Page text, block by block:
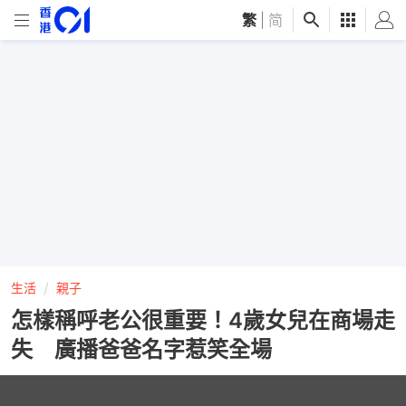
繁 简
生活 親子
怎樣稱呼老公很重要！4歲女兒在商場走
失 廣播爸爸名字惹笑全場